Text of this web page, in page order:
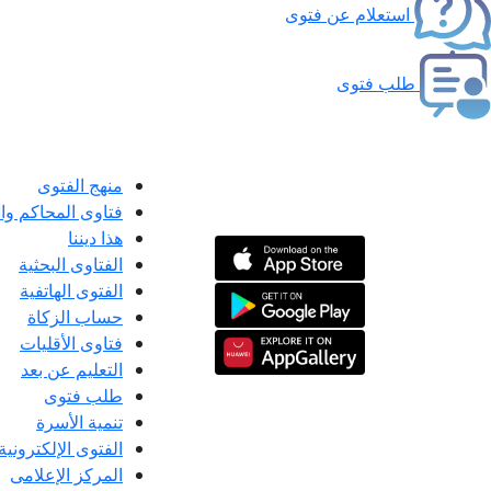
استعلام عن فتوى
طلب فتوى
منهج الفتوى
فتاوى المحاكم
هذا ديننا
الفتاوى البحثية
الفتوى الهاتفية
حساب الزكاة
فتاوى الأقليات
التعليم عن بعد
طلب فتوى
تنمية الأسرة
الفتوى الإلكترونية
المركز الإعلامى